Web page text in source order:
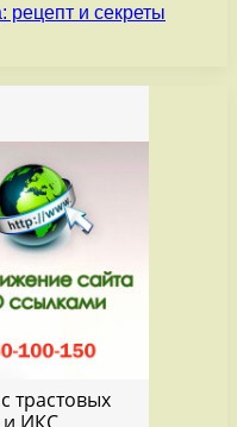
рецепт и секреты